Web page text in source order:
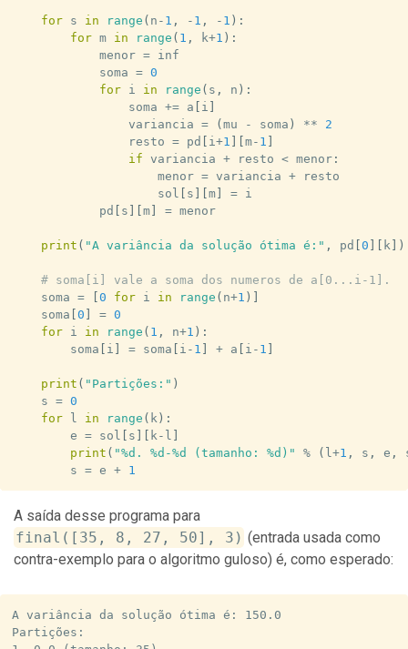
for s in range ( n - 1 , - 1 , - 1 ) :
for m in range ( 1 , k+1 ) :
            menor
= inf
            soma
= 0
for i in range ( s , n ) :
                soma
+= a i
                variancia
= ( mu - soma ) **
2
                resto
= pd i+1 m- 1
if variancia + resto < menor:
                    menor
= variancia + resto
                    sol
s m] = i
            pd
s m] = menor
print ( "A variância da solução ótima é:" , pd 0 k] )
# soma[i] vale a soma dos numeros de a[0...i-1].
    soma
= 0 for i in range ( n+1 )
    soma
0 = 0
for i in range ( 1 , n+1 ) :
        soma
i = soma i - 1 + a i - 1
print ( "Partições:" )
    s
= 0
for l in range ( k) :
        e
= sol s k- l
print ( "%d. %d-%d (tamanho: %d)" % ( l+1 , s , e ,
        s
= e + 1
A saída desse programa para
final([35, 8, 27, 50], 3) (entrada usada como
contra-exemplo para o algoritmo guloso) é, como esperado:
A variância da solução ótima é: 150.0
Partições: